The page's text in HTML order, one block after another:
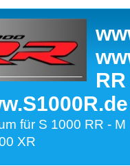
für S 1000 RR -
XR